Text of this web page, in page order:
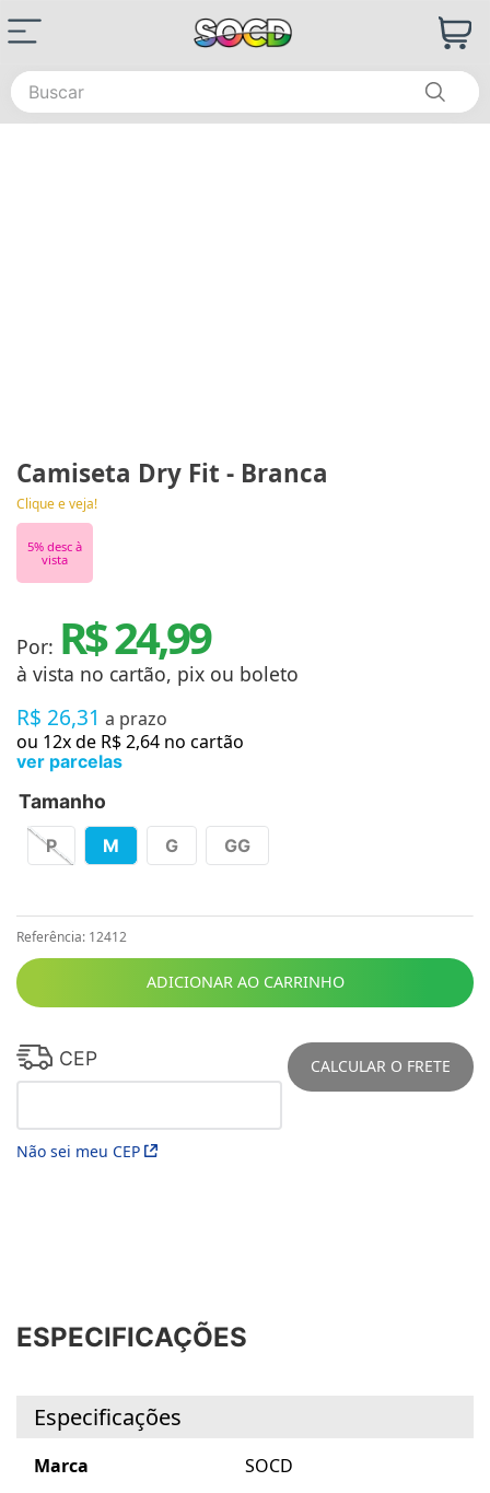
Buscar
Camiseta Dry Fit - Branca
Clique e veja!
5% desc à
vista
Por: R$ 24,99
à vista no cartão, pix ou boleto
R$ 26,31 a prazo
ou 12x de R$2,64 no cartão
ver parcelas
Tamanho
P M G GG
Referência: 12412
ADICIONAR AO CARRINHO
CEP
Não sei meu CEP
CALCULAR O FRETE
ESPECIFICAÇÕES
Especificações
Marca SOCD